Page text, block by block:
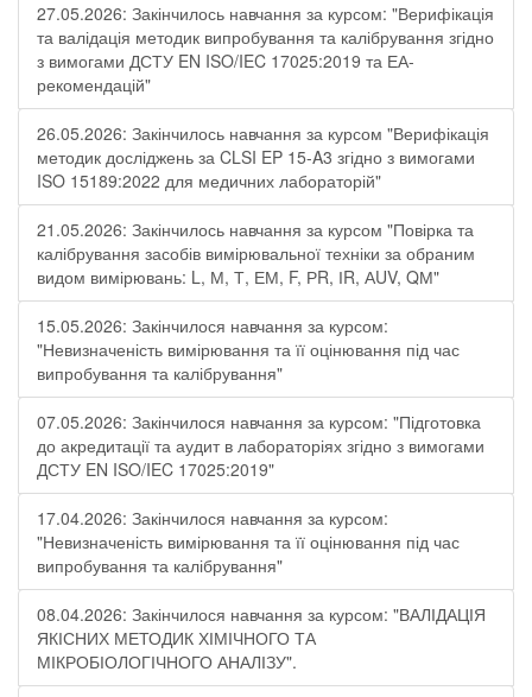
27.05.2026: Закінчилось навчання за курсом: "Верифікація
та валідація методик випробування та калібрування згідно
з вимогами ДСТУ EN ISO/IEC 17025:2019 та ЕА-
рекомендацій"
26.05.2026: Закінчилось навчання за курсом "Верифікація
методик досліджень за CLSI EP 15-A3 згідно з вимогами
ISO 15189:2022 для медичних лабораторій"
21.05.2026: Закінчилось навчання за курсом "Повірка та
калібрування засобів вимірювальної техніки за обраним
видом вимірювань: L, М, Т, ЕМ, F, РR, ІR, АUV, QМ"
15.05.2026: Закінчилося навчання за курсом:
"Невизначеність вимірювання та її оцінювання під час
випробування та калібрування"
07.05.2026: Закінчилося навчання за курсом: "Підготовка
до акредитації та аудит в лабораторіях згідно з вимогами
ДСТУ EN ISO/IEC 17025:2019"
17.04.2026: Закінчилося навчання за курсом:
"Невизначеність вимірювання та її оцінювання під час
випробування та калібрування"
08.04.2026: Закінчилося навчання за курсом: "ВАЛІДАЦІЯ
ЯКІСНИХ МЕТОДИК ХІМІЧНОГО ТА
МІКРОБІОЛОГІЧНОГО АНАЛІЗУ".